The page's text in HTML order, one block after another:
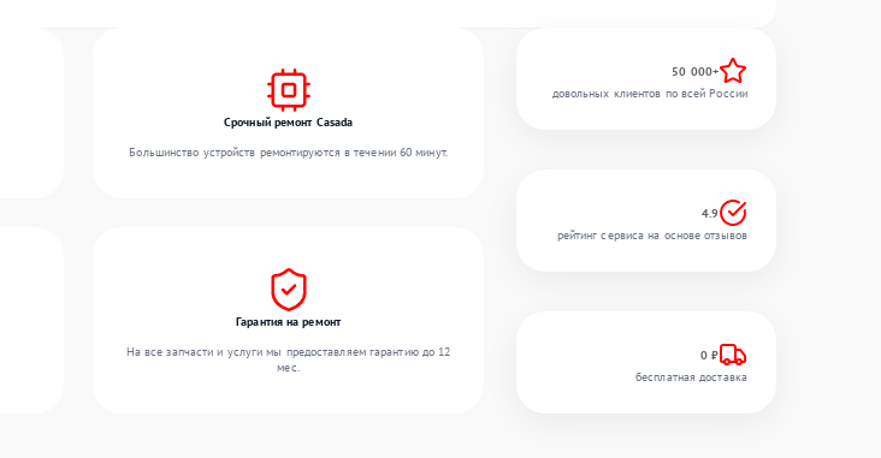
Срочный ремонт Casada
Большинство устройств ремонтируются в течении 60 минут.
Гарантия на ремонт
На все запчасти и услуги мы предоставляем гарантию до 12
мес.
50 000+
довольных клиентов по всей России
4.9
рейтинг сервиса на основе отзывов
0 ₽
бесплатная доставка